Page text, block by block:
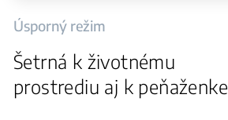
Úsporný režim
Šetrná k životnému
prostrediu aj k peňaženke